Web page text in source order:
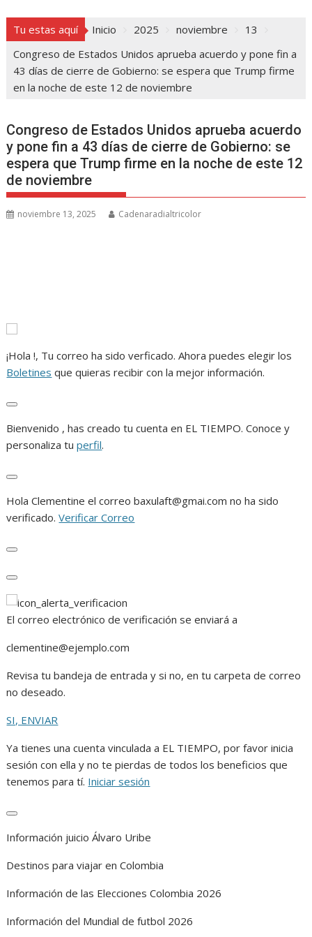
Tu estas aquí Inicio 2025 noviembre
13
Congreso de Estados Unidos aprueba acuerdo y pone fin a
43 días de cierre de Gobierno: se espera que Trump firme
en la noche de este 12 de noviembre
Congreso de Estados Unidos aprueba acuerdo
y pone fin a 43 días de cierre de Gobierno: se
espera que Trump firme en la noche de este 12
de noviembre
noviembre 13, 2025 Cadenaradialtricolor
¡Hola!, Tu correo ha sido verficado. Ahora puedes elegir los
Boletines que quieras recibir con la mejor información.
e
r
a
r
Bienvenido , has creado tu cuenta en EL TIEMPO. Conoce y
personaliza tuperfil.
e
r
a
HolaClementine el correobaxulaft@gmai.com no ha sido
verificado.Verificar Correo
e
r
r
a
r
e
r
a
r
El correo electrónico de verificación se enviará a
clementine@ejemplo.com
Revisa tu bandeja de entrada y si no, en tu carpeta de correo
no deseado.
SI, ENVIAR
Ya tienes una cuenta vinculada a EL TIEMPO, por favor inicia
sesión con ella y no te pierdas de todos los beneficios que
tenemos para tí. Iniciar sesión
e
r
a
Información juicio Álvaro Uribe
Destinos para viajar en Colombia
Información de las Elecciones Colombia 2026
Información del Mundial de futbol 2026